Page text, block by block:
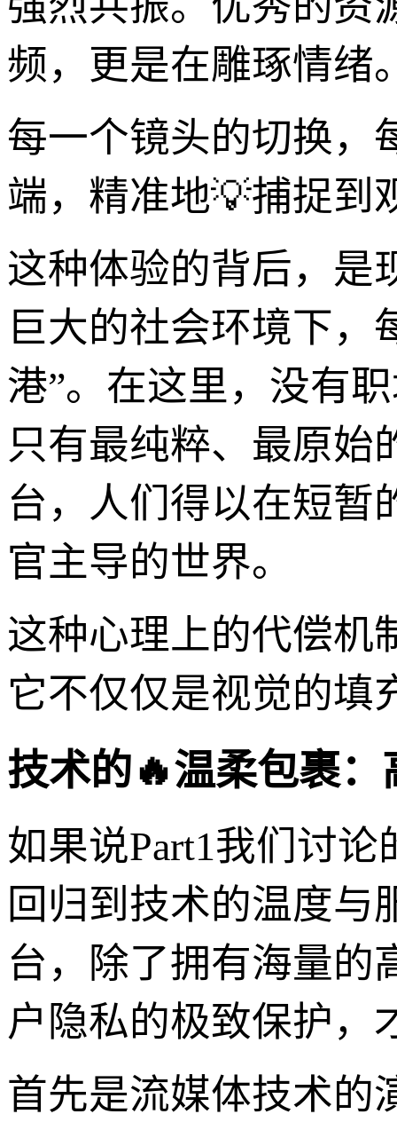
频，更是在雕琢情绪
每一个镜头的切换，
端，精准地💡捕捉到
这种体验的背后，是
巨大的社会环境下，
港”。在这里，没有
只有最纯粹、最原始
台，人们得以在短暂
官主导的世界。
这种心理上的代偿机
它不仅仅是视觉的填
技术的🔥温柔包裹
如果说Part1我们讨
回归到技术的温度与
台，除了拥有海量的
户隐私的极致保护，
首先是流媒体技术的